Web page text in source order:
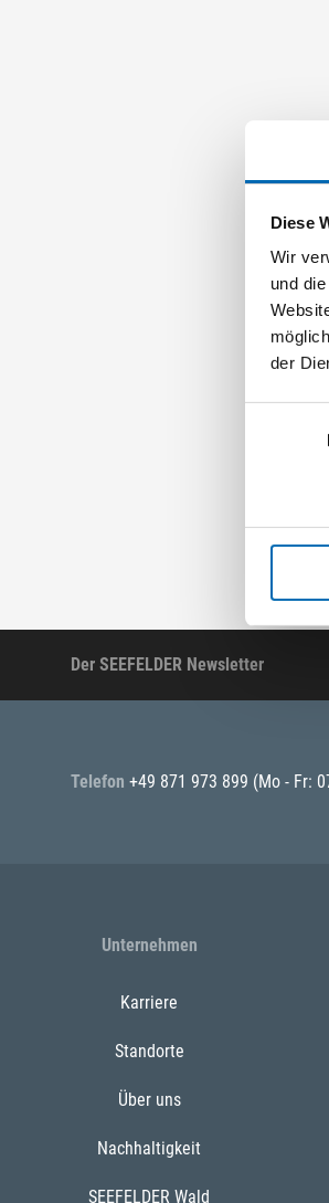
Diese
Wir
und
der
Der SEEFELDER Newsletter
Telefon +49 871 973 899 (Mo - Fr:
Unternehmen
Karriere
Standorte
Über uns
Nachhaltigkeit
SEEFELDER Wald